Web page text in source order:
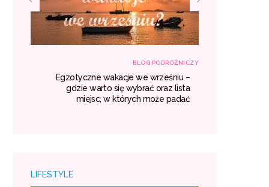
BLOG PODRÓŻNICZY
Egzotyczne wakacje we wrześniu –
gdzie warto się wybrać oraz lista
miejsc, w których może padać
LIFESTYLE